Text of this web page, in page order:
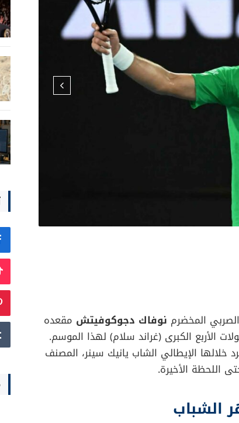
المخضرم نوفاك دجوكوفيتش مقعده
الأربع الكبرى (غراند سلام) لهذا الموسم.
خلالها الإيطالي الشاب يانيك سينر، المصنف
اللحظة الأخيرة.
الشباب